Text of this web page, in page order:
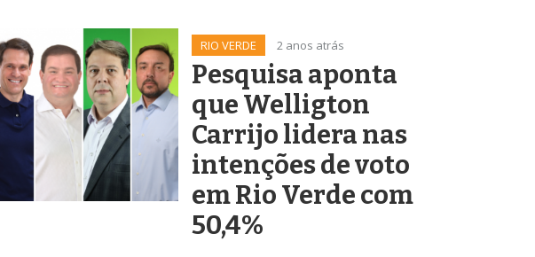
RIO VERDE 2 anos atrás
Pesquisa aponta
que Welligton
Carrijo lidera nas
intenções de voto
em Rio Verde com
50,4%